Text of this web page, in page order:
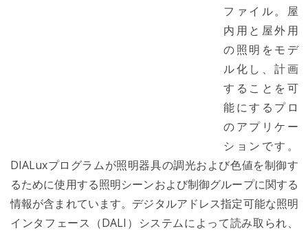
ファイル。屋
内用と屋外用
の照明をモデ
ル化し、計画
することを可
能にするプロ
のアプリケー
ションです。
DIALuxプログラムが照明器具の調光および色値を制御す
るために使用する照明シーンおよび制御グループに関する
情報が含まれています。デジタルアドレス指定可能な照明
インタフェース（DALI）システムによって読み取られ、